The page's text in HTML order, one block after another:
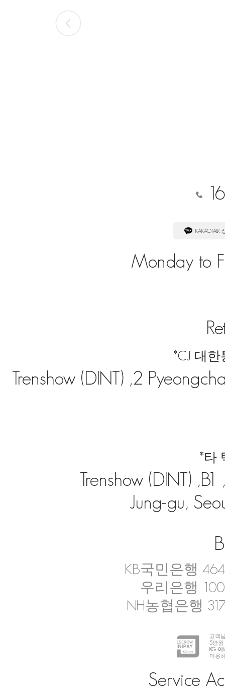
KAKAOTALK
Monday to
*CJ 대
Trenshow (DINT) ,2
*타
Trenshow (DINT)
Jung-gu,
KB국민은행
우리은행
NH농협은행
고객
5만원
KG 이
이용
Service